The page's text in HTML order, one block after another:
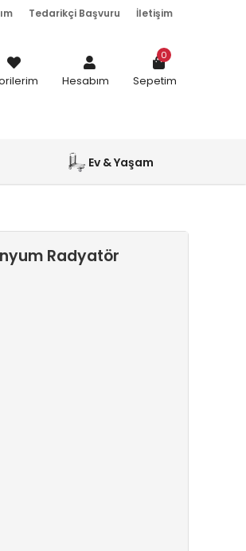
Tedarikçi Başvuru İletişim
Hesabım Sepetim
0
Ev & Yaşam
Radyatör